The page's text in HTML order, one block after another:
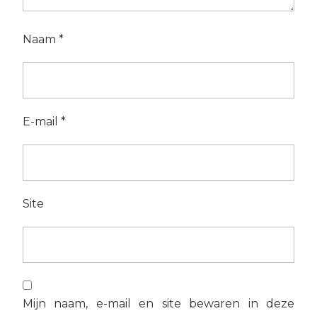
Naam *
E-mail *
Site
Mijn naam, e-mail en site bewaren in deze